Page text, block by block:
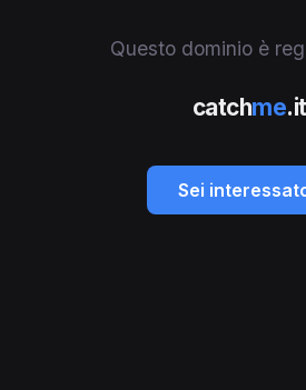
Questo dominio è
catchme.it
Sei